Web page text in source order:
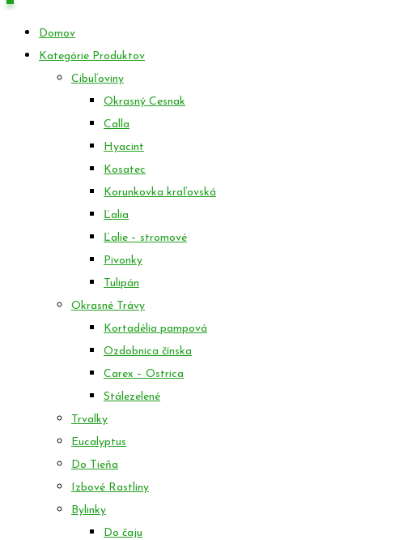
Domov
Kategórie Produktov
Cibuľoviny
Okrasný Cesnak
Calla
Hyacint
Kosatec
Korunkovka kraľovská
Ľalia
Ľalie – stromové
Pivonky
Tulipán
Okrasné Trávy
Kortadélia pampová
Ozdobnica čínska
Carex – Ostrica
Stálezelené
Trvalky
Eucalyptus
Do Tieňa
Izbové Rastliny
Bylinky
Do čaju